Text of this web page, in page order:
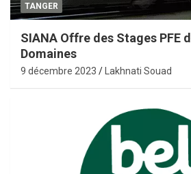
TANGER
SIANA Offre des Stages PFE
Domaines
9 décembre 2023 Lakhnati Souad